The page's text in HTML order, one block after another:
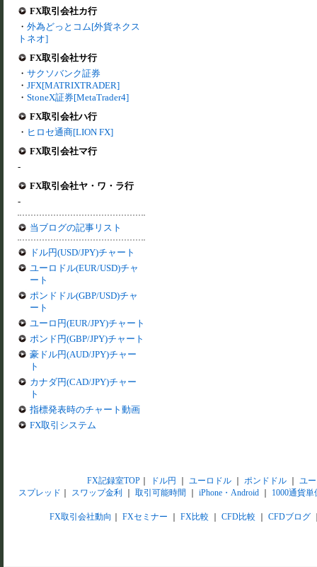
FX取引会社カ行
・ 外為どっとコム[外貨ネクス
トネオ]
FX取引会社サ行
・ サクソバンク証券
・ JFX[MATRIXTRADER]
・ StoneX証券[MetaTrader4]
FX取引会社ハ行
・ ヒロセ通商[LION FX]
FX取引会社マ行
-
FX取引会社ヤ・ワ・ラ行
-
当ブログの記事リスト
ドル円(USD/JPY)チャート
ユーロドル(EUR/USD)チャ
ート
ポンドドル(GBP/USD)チャ
ート
ユーロ円(EUR/JPY)チャート
ポンド円(GBP/JPY)チャート
豪ドル円(AUD/JPY)チャー
ト
カナダ円(CAD/JPY)チャー
ト
指標発表時のチャート動画
FX取引システム
FX記録室TOP｜ ドル円 ユーロドル｜ ポンドドル｜ ユ
スプレッド
スワップ金利 取引可能時間 iPhone・Android 1000通貨単
FX取引会社動向 FXセミナー FX比較 CFD比較 CFDブログ